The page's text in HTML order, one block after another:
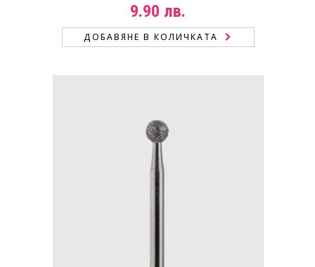
9.90 лв.
ДОБАВЯНЕ В КОЛИЧКАТА